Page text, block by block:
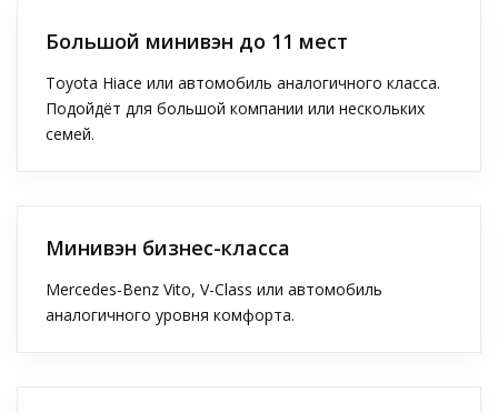
Большой минивэн до 11 мест
Toyota Hiace или автомобиль аналогичного класса.
Подойдёт для большой компании или нескольких
семей.
Минивэн бизнес-класса
Mercedes-Benz Vito, V-Class или автомобиль
аналогичного уровня комфорта.